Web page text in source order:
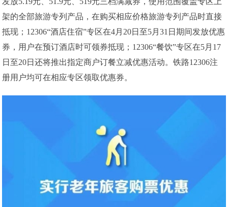
架的全部旅游专列产品，在购买相应价格旅游专列产品时直接
抵现；12306“酒店住宿”专区在4月20日至5月31日期间发放优惠
券，用户在预订酒店时可领券抵现；12306“餐饮”专区在5月17
日至20日还将推出指定商户订餐立减优惠活动。铁路12306注
册用户均可在相应专区领取优惠券。